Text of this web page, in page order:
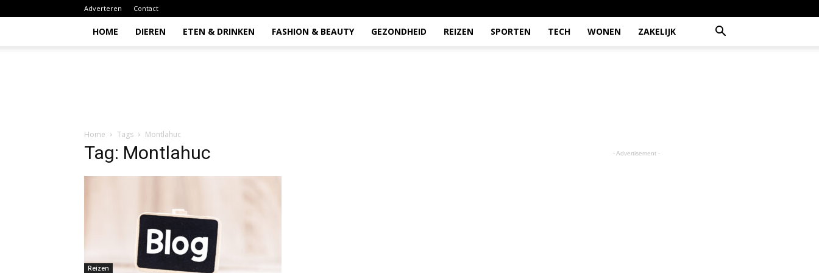
Adverteren Contact
HOME DIEREN ETEN & DRINKEN FASHION & BEAUTY GEZONDHEID REIZEN SPORTEN TECH WONEN ZAKELIJK
Home Tags Montlahuc
Tag: Montlahuc
Reizen
- Advertisement -